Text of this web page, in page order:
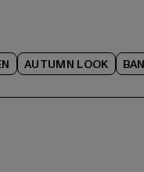
AUTUMN LOOK